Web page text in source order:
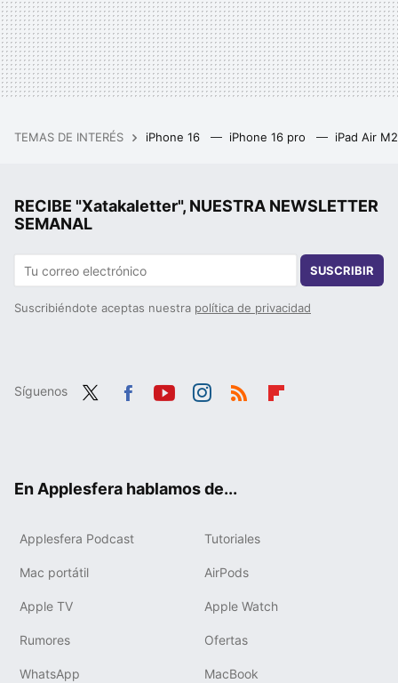
TEMAS DE INTERÉS iPhone 16 iPhone 16 pro iPad Air
RECIBE "Xatakaletter", NUESTRA NEWSLETTER
SEMANAL
SUSCRIBIR
Suscribiéndote aceptas nuestra política de privacidad
Síguenos
En Applesfera hablamos de...
Applesfera Podcast Tutoriales
Mac portátil AirPods
Apple TV Apple Watch
Rumores Ofertas
WhatsApp MacBook